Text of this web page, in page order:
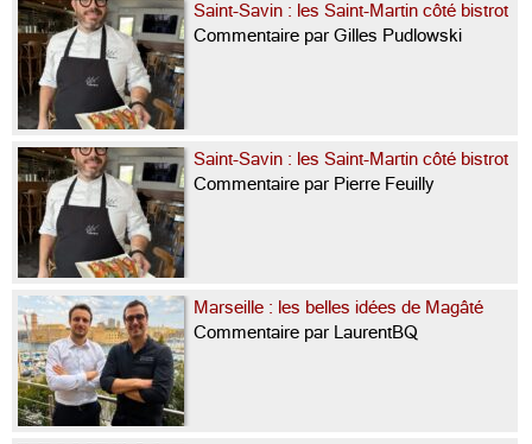
Saint-Savin : les Saint-Martin côté bistrot
Commentaire par Gilles Pudlowski
Saint-Savin : les Saint-Martin côté bistrot
Commentaire par Pierre Feuilly
Marseille : les belles idées de Magâté
Commentaire par LaurentBQ